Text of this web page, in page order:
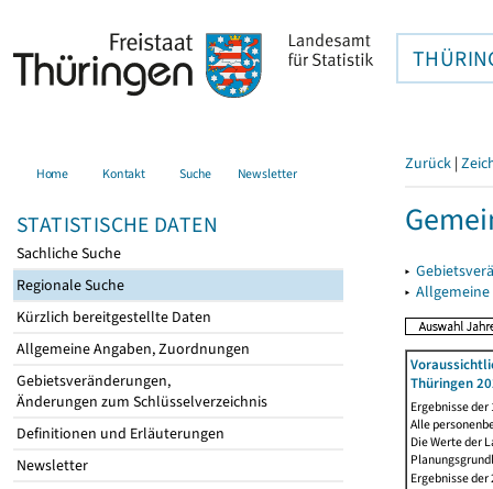
Home Kontakt Suche Newsletter
STATISTISCHE DATEN
Sachliche Suche
Regionale Suche
Kürzlich bereitgestellte Daten
Allgemeine Angaben, Zuordnungen
Gebietsveränderungen,
Änderungen zum Schlüsselverzeichnis
Definitionen und Erläuterungen
Newsletter
Zurück |
▸
▸
Thüringen
Ergebnisse
Alle
Die Werte der
Ergebnisse